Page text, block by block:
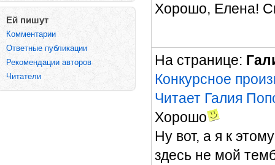
Ей пишут
Комментарии
Ответные публикации
Рекомендации авторов
Читатели
Хорошо, Елена!
На странице:
Конкурсное
Читает Галия
Хорошо
Ну вот, а я к
здесь не мой